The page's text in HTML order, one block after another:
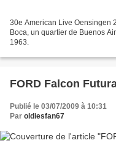
30e American Live Oensingen
Boca, un quartier de Buenos
1963.
FORD Falcon
Publié le 03/07/2009 à 10:31
Par oldiesfan67